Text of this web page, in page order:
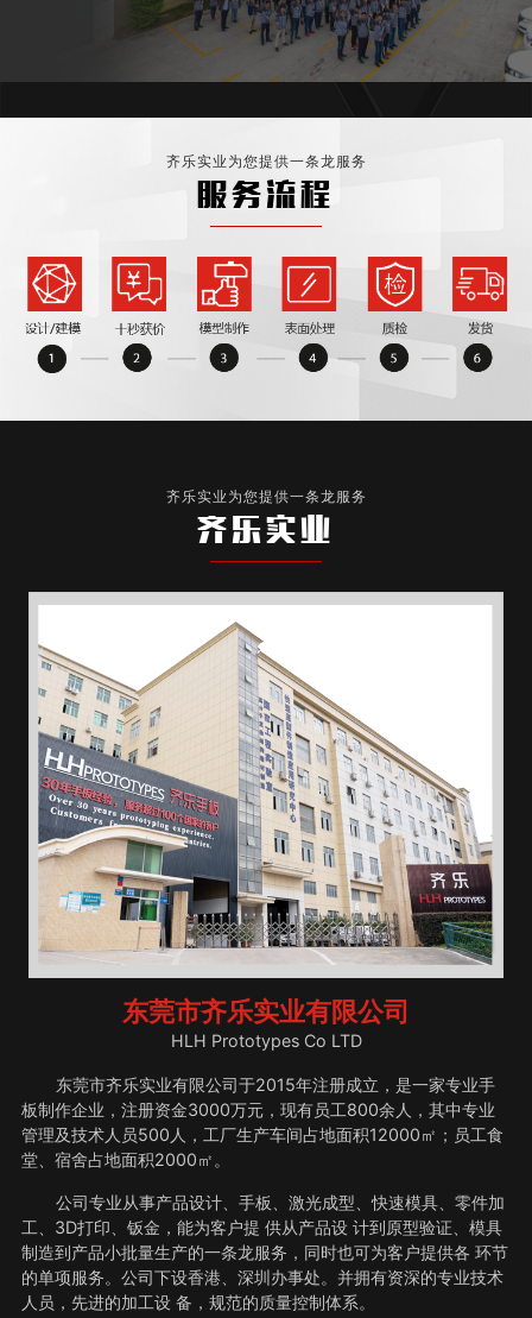
齐乐实业为您提供一条龙服务
服务流程
齐乐实业为您提供一条龙服务
齐乐实业
东莞市齐乐实业有限公司
HLH Prototypes Co LTD
东莞市齐乐实业有限公司于2015年注册成立，是一家专业手
板制作企业，注册资金3000万元，现有员工800余人，其中专业
管理及技术人员500人，工厂生产车间占地面积12000㎡；员工食
堂、宿舍占地面积2000㎡。
公司专业从事产品设计、手板、激光成型、快速模具、零件加
工、3D打印、钣金，能为客户提 供从产品设 计到原型验证、模具
制造到产品小批量生产的一条龙服务，同时也可为客户提供各 环节
的单项服务。公司下设香港、深圳办事处。并拥有资深的专业技术
人员，先进的加工设 备，规范的质量控制体系。